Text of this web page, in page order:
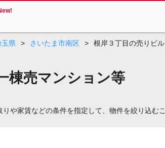
玉県 > さいたま市南区 > 根岸３丁目の売りビ
棟売マンション等
や家賃などの条件を指定して、物件を絞り込む